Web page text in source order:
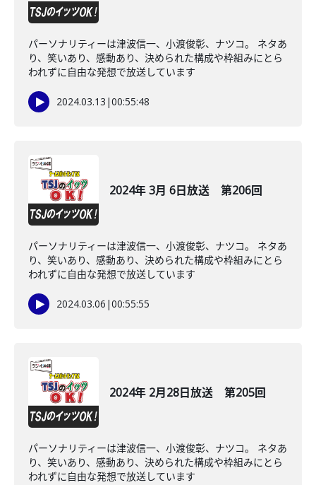
パーソナリティーは津波信一、小渡俊彰、ナツコ。 ネタあ
り、笑いあり、感動あり、決められた構成や枠組みにとら
われずに自由な発想で放送しています
2024.03.13 |00:55:48
2024年 3月 6日放送 第206回
パーソナリティーは津波信一、小渡俊彰、ナツコ。 ネタあ
り、笑いあり、感動あり、決められた構成や枠組みにとら
われずに自由な発想で放送しています
2024.03.06 |00:55:55
2024年 2月28日放送 第205回
パーソナリティーは津波信一、小渡俊彰、ナツコ。 ネタあ
り、笑いあり、感動あり、決められた構成や枠組みにとら
われずに自由な発想で放送しています